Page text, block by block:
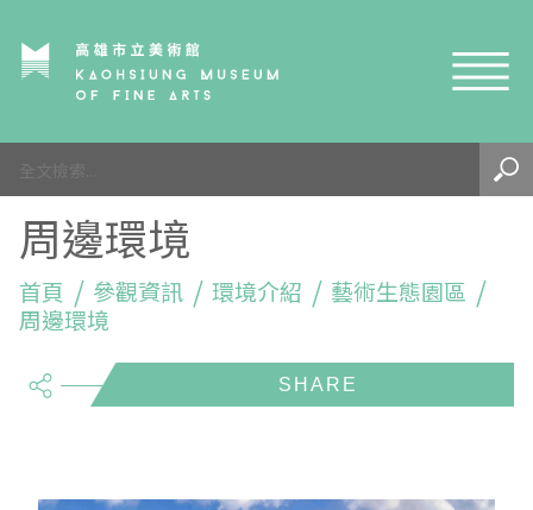
網站導覽
參觀資訊
參觀須知
參觀票價與須知
高美館
導覽及服務
展覽與活動
活動資訊
典藏
線上藝廊
周邊環境
首頁 參觀資訊 環境介紹
藝術生態園區
周邊環境
share